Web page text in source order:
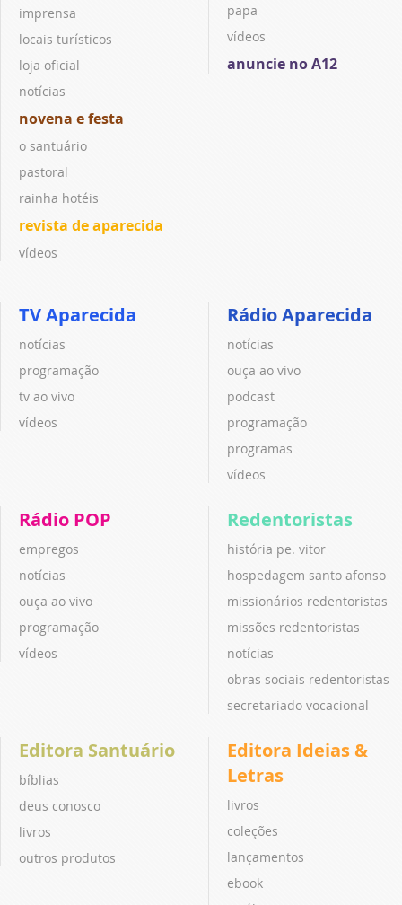
imprensa
locais turísticos
loja oficial
notícias
novena e festa
o santuário
pastoral
rainha hotéis
revista de aparecida
vídeos
papa
vídeos
anuncie no A12
TV Aparecida
notícias
programação
tv ao vivo
vídeos
Rádio Aparecida
notícias
ouça ao vivo
podcast
programação
programas
vídeos
Rádio POP
empregos
notícias
ouça ao vivo
programação
vídeos
Redentoristas
história pe. vitor
hospedagem santo afonso
missionários redentoristas
missões redentoristas
notícias
obras sociais redentoristas
secretariado vocacional
Editora Santuário
bíblias
deus conosco
livros
outros produtos
Editora Ideias &
Letras
livros
coleções
lançamentos
ebook